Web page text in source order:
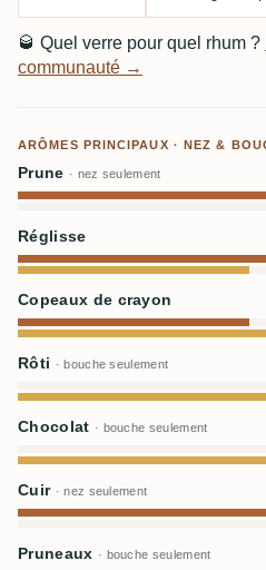
🥃 Quel verre pour quel rhum ?
communauté →
ARÔMES PRINCIPAUX · NEZ &
Prune · nez seulement
Réglisse
Copeaux de crayon
Rôti · bouche seulement
Chocolat · bouche seulement
Cuir · nez seulement
Pruneaux · bouche seulement